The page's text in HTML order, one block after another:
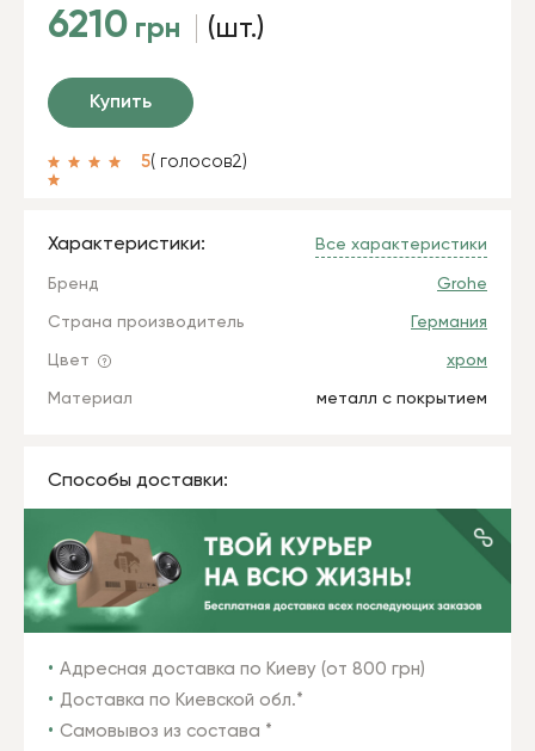
6210 грн (шт.)
Купить
5( голосов2)
Характеристики: Все характеристики
Бренд Grohe
Страна производитель Германия
Цвет хром
Материал металл с покрытием
Способы доставки:
Адресная доставка по Киеву (от 800 грн)
Доставка по Киевской обл.*
Самовывоз из состава *